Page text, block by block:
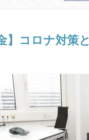
】コロナ対策